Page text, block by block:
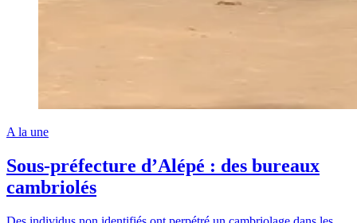
A la une
Sous-préfecture d’Alépé : des bureaux
cambriolés